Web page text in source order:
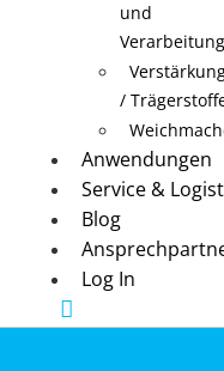
und
/
Anwendungen
Service &
Blog
Log In